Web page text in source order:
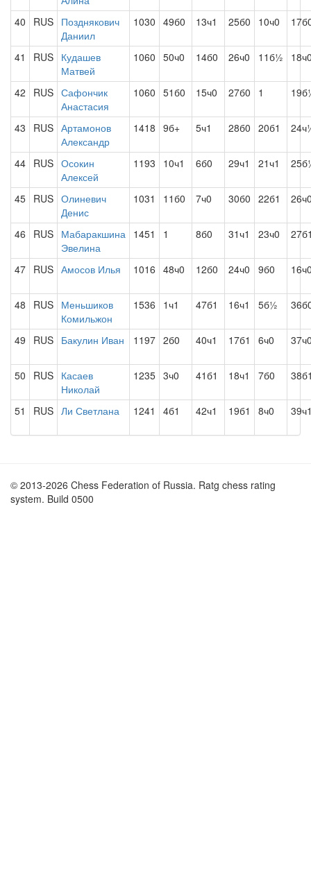
40
RUS Позднякович
Даниил
1030 49б0 13ч1 25б0 10ч0
41 RUS Кудашев
Матвей
1060 50ч0 14б0 26ч0 11б½
42 RUS Сафончик
Анастасия
1060 51б0 15ч0 27б0 1
43 RUS Артамонов
Александр
1418 9б+ 5ч1 28б0 20б1
44 RUS Осокин
Алексей
1193 10ч1 6б0 29ч1 21ч1
45 RUS Олиневич
Денис
1031 11б0 7ч0 30б0 22б1
46 RUS Мабаракшина
Эвелина
1451 1 8б0 31ч1 23ч0
47 RUS Амосов Илья 1016 48ч0 12б0 24ч0 9б0
48 RUS Меньшиков
Комильжон
1536 1ч1 47б1 16ч1 5б½
49 RUS Бакулин Иван 1197 2б0 40ч1 17б1 6ч0
50 RUS Касаев
Николай
1235 3ч0 41б1 18ч1 7б0
51 RUS Ли Светлана 1241 4б1 42ч1 19б1 8ч0
© 2013-2026 Chess Federation of Russia. Ratg chess rating
system. Build 0500